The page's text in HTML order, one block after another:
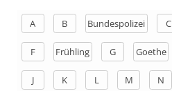
A B Bundespolizei C
F Frühling G Goethe
J K L M N